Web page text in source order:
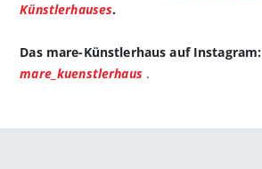
Künstlerhauses.
Das mare-Künstlerhaus auf Instagram:
mare_kuenstlerhaus .